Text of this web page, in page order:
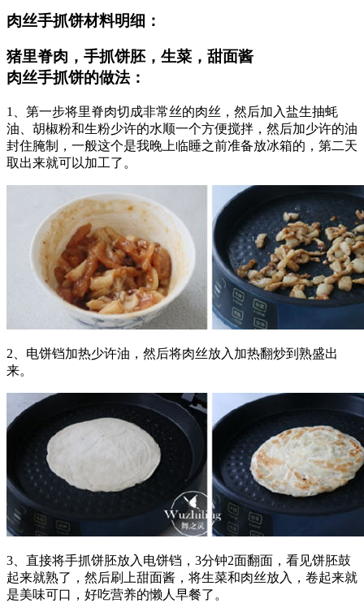
肉丝手抓饼材料明细：
猪里脊肉，手抓饼胚，生菜，甜面酱
肉丝手抓饼的做法：
1、第一步将里脊肉切成非常丝的肉丝，然后加入盐生抽蚝
油、胡椒粉和生粉少许的水顺一个方便搅拌，然后加少许的油
封住腌制，一般这个是我晚上临睡之前准备放冰箱的，第二天
取出来就可以加工了。
2、电饼铛加热少许油，然后将肉丝放入加热翻炒到熟盛出
来。
3、直接将手抓饼胚放入电饼铛，3分钟2面翻面，看见饼胚鼓
起来就熟了，然后刷上甜面酱，将生菜和肉丝放入，卷起来就
是美味可口，好吃营养的懒人早餐了。